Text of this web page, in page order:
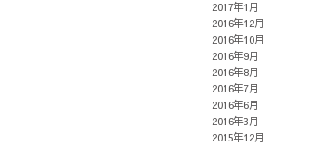
2017年1月
2016年12月
2016年10月
2016年9月
2016年8月
2016年7月
2016年6月
2016年3月
2015年12月